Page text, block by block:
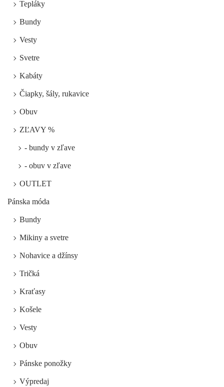
Tepláky
Bundy
Vesty
Svetre
Kabáty
Čiapky, šály, rukavice
Obuv
ZĽAVY %
- bundy v zľave
- obuv v zľave
OUTLET
Pánska móda
Bundy
Mikiny a svetre
Nohavice a džínsy
Tričká
Kraťasy
Košele
Vesty
Obuv
Pánske ponožky
Výpredaj